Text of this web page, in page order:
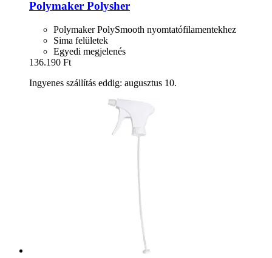
Polymaker Polysher
Polymaker PolySmooth nyomtatófilamentekhez
Sima felületek
Egyedi megjelenés
136.190 Ft
Ingyenes szállítás eddig: augusztus 10.